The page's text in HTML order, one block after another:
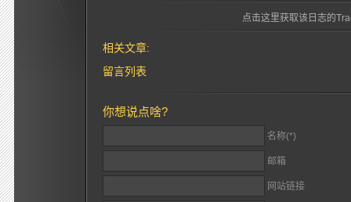
点击这里获取该日志的
相关文章:
留言列表
你想说点啥?
名称(*)
邮箱
网站链接